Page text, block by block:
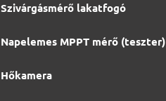
Szivárgásmérő lakatfogó
Napelemes MPPT mérő (teszter)
Hőkamera